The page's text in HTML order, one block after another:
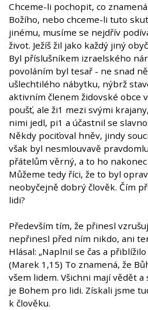
Chceme-li pochopit, co znamená
Božího, nebo chceme-li tuto
jinému, musíme se nejdřív
život. Ježíš žil jako každý jiný
Byl příslušníkem izraelského
povoláním byl tesař - ne snad
ušlechtilého nábytku, nýbrž
aktivním členem židovské obce
poušť, ale ži1 mezi svými
nimi jedl, pi1 a účastnil se
Někdy pociťoval hněv, jindy
však byl nesmlouvavě
přátelům věrný, a to ho
Můžeme tedy říci, že to byl
neobyčejně dobrý člověk. Čím
lidi?
Především tím, že přinesl
nepřinesl před ním nikdo, ani
Hlásal: „Naplnil se čas a
(Marek 1,15) To znamená, že
všem lidem. Všichni mají vědět
je Bohem pro lidi. Získali jsme
k člověku.